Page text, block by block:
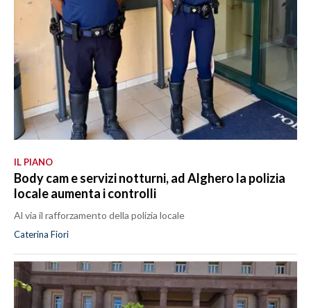
IL PIANO
Body cam e servizi notturni, ad Alghero la polizia
locale aumenta i controlli
Al via il rafforzamento della polizia locale
Caterina Fiori